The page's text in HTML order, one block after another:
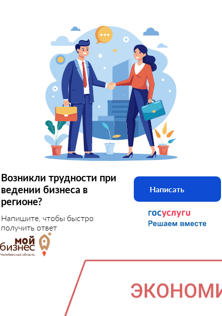
Возникли трудности при
ведении бизнеса в
регионе?
Напишите, чтобы быстро
получить ответ
Написать